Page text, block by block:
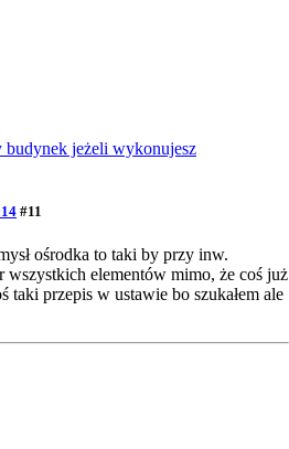
jeżeli wykonujesz
#11
ośrodka to taki by przy inw.
elementów mimo, że coś już
taki przepis w ustawie bo szukałem ale